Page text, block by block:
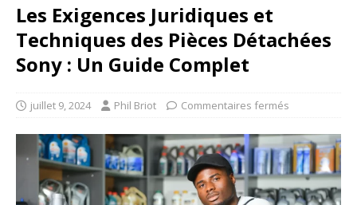
Les Exigences Juridiques et
Techniques des Pièces Détachées
Sony : Un Guide Complet
juillet 9, 2024 Phil Briot Commentaires fermés